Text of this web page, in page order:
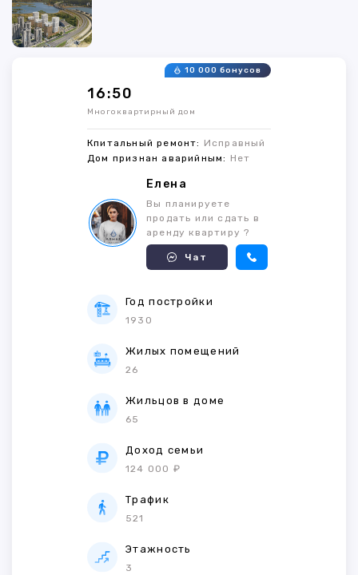
16:50
10 000 бонусов
Многоквартирный дом
Кпитальный ремонт: Исправный
Дом признан аварийным: Нет
Елена
Вы планируете
продать или сдать в
аренду квартиру ?
Чат
Год постройки
1930
Жилых помещений
26
Жильцов в доме
65
Доход семьи
124 000 ₽
Трафик
521
Этажность
3